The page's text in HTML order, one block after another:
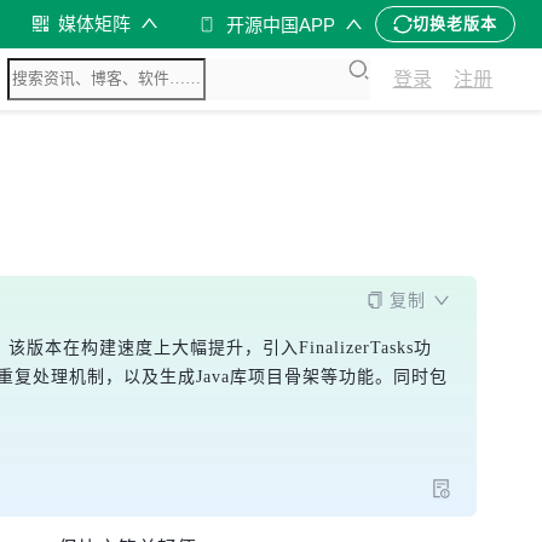
媒体矩阵 开源中国APP 切换老版本
登录 注册
复制
版本在构建速度上大幅提升，引入FinalizerTasks功
处理机制，以及生成Java库项目骨架等功能。同时包